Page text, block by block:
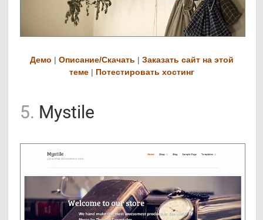
Демо |Описание/Скачать |Заказать сайт на этой
теме | Потестировать хостинг
5. Mystile